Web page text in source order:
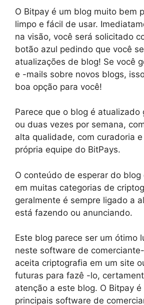
O Bitpay é um blog muito bem
limpo e fácil de usar.
na visão, você será solicitado
botão azul pedindo que você
atualizações de blog! Se você
e -mails sobre novos blogs,
boa opção para você!
Parece que o blog é atualizado
ou duas vezes por semana,
alta qualidade, com curadoria
própria equipe do BitPays.
O conteúdo de esperar do blog
em muitas categorias de
geralmente é sempre ligado a
está fazendo ou anunciando.
Este blog parece ser um ótimo
neste software de
aceita criptografia em um site
futuras para fazê -lo,
atenção a este blog. O Bitpay é
principais software de